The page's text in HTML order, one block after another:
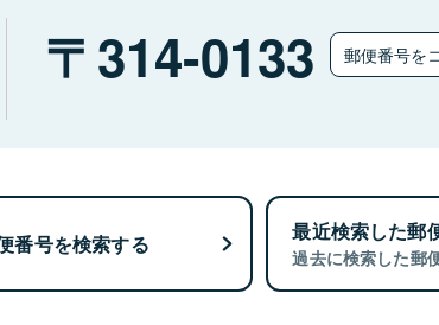
314-0133 郵便番号を
番号を検索する 最近検索した郵
過去に検索した郵